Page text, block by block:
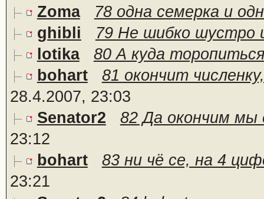
Zoma
78 одна семерка и
ghibli
79 Не шибко шустро
lotika
80 А куда
bohart
81 окончит
28.4.2007, 23:03
Senator2
82 Да окончим мы
23:12
bohart
83 ни чё се, на 4
23:21